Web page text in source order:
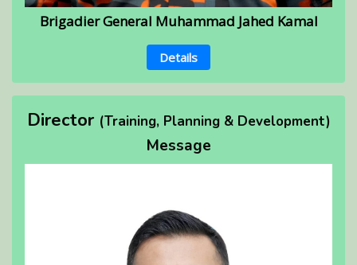
Brigadier General Muhammad Jahed Kamal
Details
Director (Training, Planning & Development)
Message